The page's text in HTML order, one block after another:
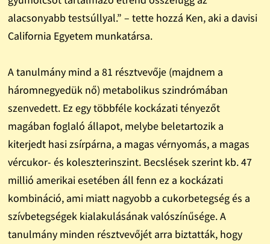
alacsonyabb testsúllyal.” – tette hozzá Ken, aki a davisi
California Egyetem munkatársa.
A tanulmány mind a 81 résztvevője (majdnem a
háromnegyedük nő) metabolikus szindrómában
szenvedett. Ez egy többféle kockázati tényezőt
magában foglaló állapot, melybe beletartozik a
kiterjedt hasi zsírpárna, a magas vérnyomás, a magas
vércukor- és koleszterinszint. Becslések szerint kb. 47
millió amerikai esetében áll fenn ez a kockázati
kombináció, ami miatt nagyobb a cukorbetegség és a
szívbetegségek kialakulásának valószínűsége. A
tanulmány minden résztvevőjét arra biztatták, hogy